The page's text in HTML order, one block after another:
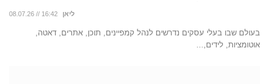
08.07.26 // 16:42 ליאן
בעולם שבו בעלי עסקים נדרשים לנהל קמפיינים, תוכן, אתרים, דאטה,
אוטומציות, לידים,...